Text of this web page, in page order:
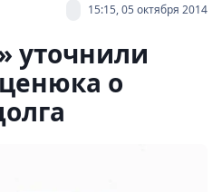
15:15, 05 октября 2014
уточнили
о